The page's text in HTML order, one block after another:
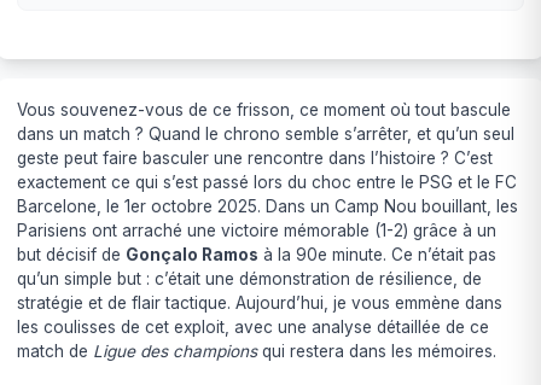
Vous souvenez-vous de ce frisson, ce moment où tout bascule
dans un match ? Quand le chrono semble s’arrêter, et qu’un seul
geste peut faire basculer une rencontre dans l’histoire ? C’est
exactement ce qui s’est passé lors du choc entre le PSG et le FC
Barcelone, le 1er octobre 2025. Dans un Camp Nou bouillant, les
Parisiens ont arraché une victoire mémorable (1-2) grâce à un
but décisif de Gonçalo Ramos à la 90e minute. Ce n’était pas
qu’un simple but : c’était une démonstration de résilience, de
stratégie et de flair tactique. Aujourd’hui, je vous emmène dans
les coulisses de cet exploit, avec une analyse détaillée de ce
match de Ligue des championsqui restera dans les mémoires.